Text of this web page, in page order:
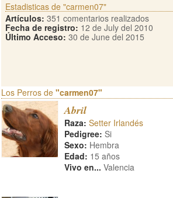
Estadisticas de "carmen07"
Artículos: 351 comentarios realizados
Fecha de registro: 12 de July del 2010
Último Acceso: 30 de June del 2015
Los Perros de "carmen07"
Abril
Raza: Setter Irlandés
Pedigree: Si
Sexo: Hembra
Edad: 15 años
Vivo en... Valencia